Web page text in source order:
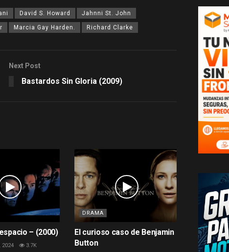
David S. Howard Jahnni St. John
Marcia Gay Harden. Richard Clarke
Next Post
Bastardos Sin Gloria (2009)
– (2000)
2024 3.7K
DRAMA
El curioso caso de Benjamin
Button